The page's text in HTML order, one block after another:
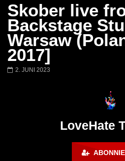
01:31:35
Miss Djax – Cherry Moon –
Lokeren Belgium (1996)
Skober live
Backstage
Warsaw
2017]
2. JUNI 2023
LoveHate